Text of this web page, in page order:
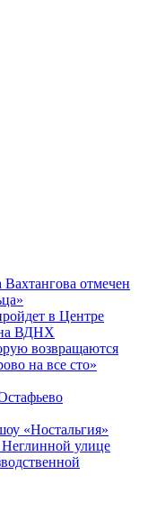
отмечен
в Центре
ВДНХ
возвращаются
на все сто»
«Ностальгия»
Неглинной улице